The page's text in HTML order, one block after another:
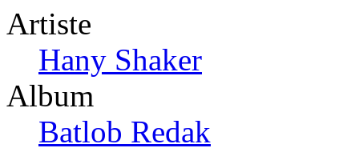
Artiste
Hany Shaker
Album
Batlob Redak